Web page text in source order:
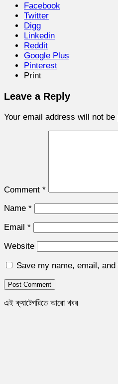
Facebook
Twitter
Digg
Linkedin
Reddit
Google Plus
Pinterest
Print
Leave a Reply
Your email address will not be
Comment *
Name *
Email *
Website
Save my name, email,
এই ক্যাটেগরিতে আরো খবর